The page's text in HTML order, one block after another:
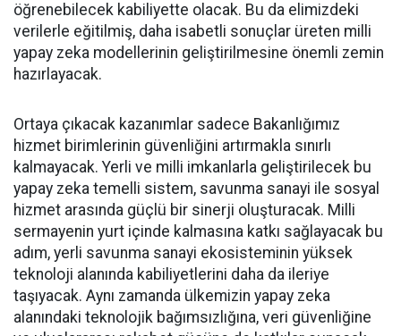
öğrenebilecek kabiliyette olacak. Bu da elimizdeki
verilerle eğitilmiş, daha isabetli sonuçlar üreten milli
yapay zeka modellerinin geliştirilmesine önemli zemin
hazırlayacak.
Ortaya çıkacak kazanımlar sadece Bakanlığımız
hizmet birimlerinin güvenliğini artırmakla sınırlı
kalmayacak. Yerli ve milli imkanlarla geliştirilecek bu
yapay zeka temelli sistem, savunma sanayi ile sosyal
hizmet arasında güçlü bir sinerji oluşturacak. Milli
sermayenin yurt içinde kalmasına katkı sağlayacak bu
adım, yerli savunma sanayi ekosisteminin yüksek
teknoloji alanında kabiliyetlerini daha da ileriye
taşıyacak. Aynı zamanda ülkemizin yapay zeka
alanındaki teknolojik bağımsızlığına, veri güvenliğine